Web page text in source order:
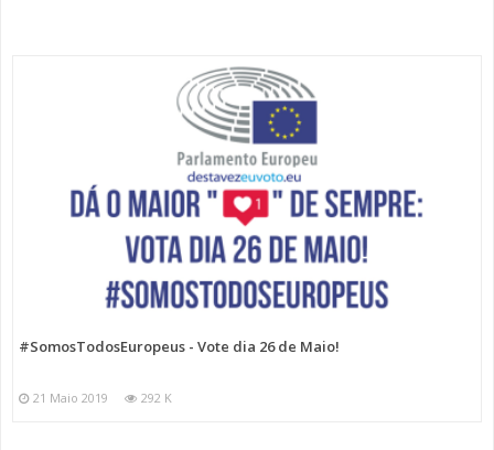
#SomosTodosEuropeus - Vote dia 26 de Maio!
21 Maio 2019 292 K